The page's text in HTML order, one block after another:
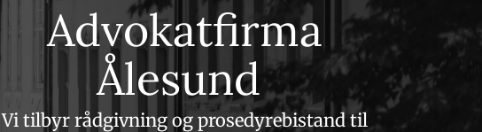
Advokatfirma
Ålesund
Vi tilbyr rådgivning og prosedyrebistand til